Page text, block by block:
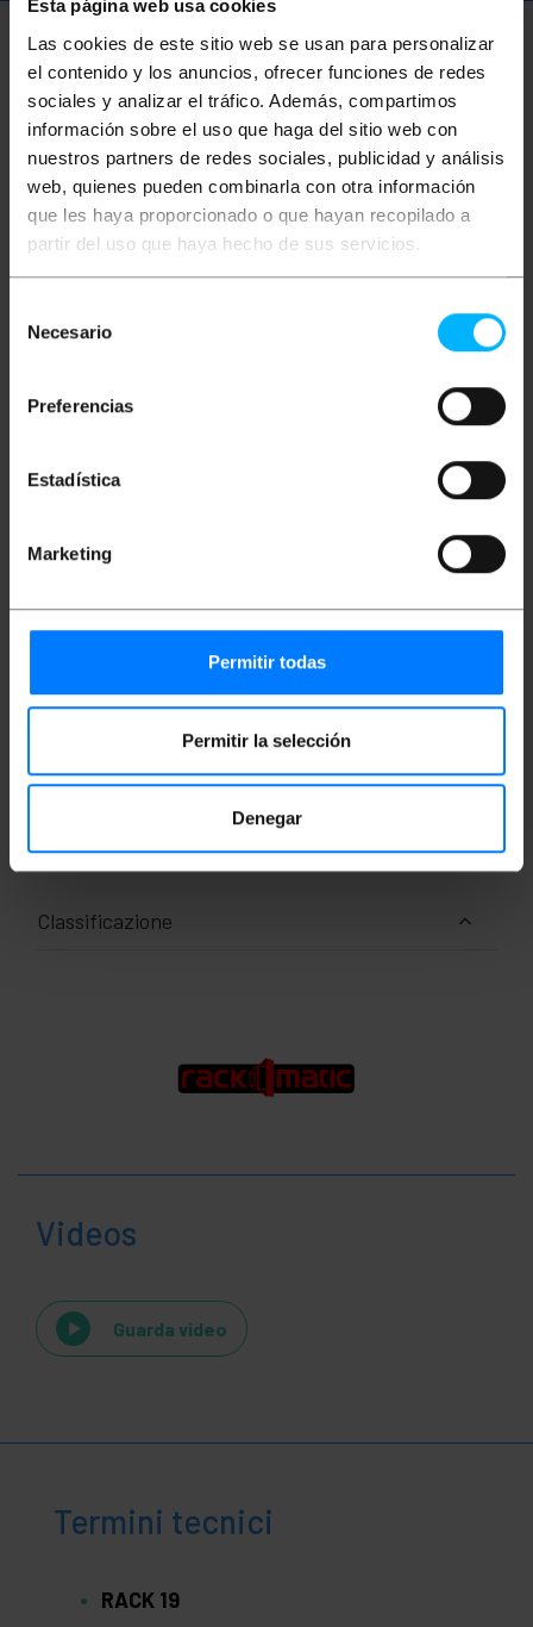
Esta página web usa cookies
Las cookies de este sitio web se usan para personalizar
el contenido y los anuncios, ofrecer funciones de redes
sociales y analizar el tráfico. Además, compartimos
información sobre el uso que haga del sitio web con
nuestros partners de redes sociales, publicidad y análisis
web, quienes pueden combinarla con otra información
que les haya proporcionado o que hayan recopilado a
partir del uso que haya hecho de sus servicios.
Necesario
Preferencias
Estadística
Marketing
Permitir todas
Permitir la selección
Denegar
Ulteriori informazioni
Vassoio telescopico progettato per essere fissato
alla parte anteriore e posteriore di un rack da 19". Il
vassoio presenta delle perforazioni per migliorare la
ventilazione degli accessori all'interno dell'armadio.
Specifiche
Vassoio in metallo nero, largo 48 cm (19"),
mm e 465 mm (utilizzando l'accessorio
dispositivi all'interno dell'armadio.
Dimensioni del vassoio: 700 mm (profondità)
Le perforazioni dei telai di fissaggio laterali
devono essere distanziate di almeno 625 mm
Peso massimo supportato: 70 kg.
Misure e pesi
Dimensioni del prodotto (larghezza x
Numero di pacchi: 1
Classificazione
Videos
Guarda video
Termini tecnici
RACK 19